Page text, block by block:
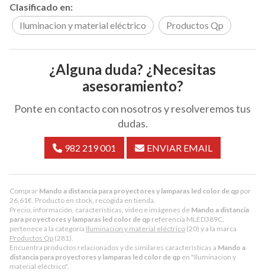
Comprar Mando a distancia para proyectores y lamparas led color de qp por
26,61€ . Producto en stock, recogida en tienda.
Precio, información, características, video e imágenes de Mando a distancia
para proyectores y lamparas led color de qp referencia MLED389C,
pertenece a la categoría Iluminacion y material eléctrico (20) y a la marca
Productos Qp (281).
Encuentra productos relacionados y de similares características a Mando a
distancia para proyectores y lamparas led color de qp en "Iluminacion y
material eléctrico".
Clasificado en:
Iluminacion y material eléctrico
Productos Qp
¿Alguna duda? ¿Necesitas
asesoramiento?
Ponte en contacto con nosotros y resolveremos tus
dudas.
982 219 001 ENVIAR EMAIL